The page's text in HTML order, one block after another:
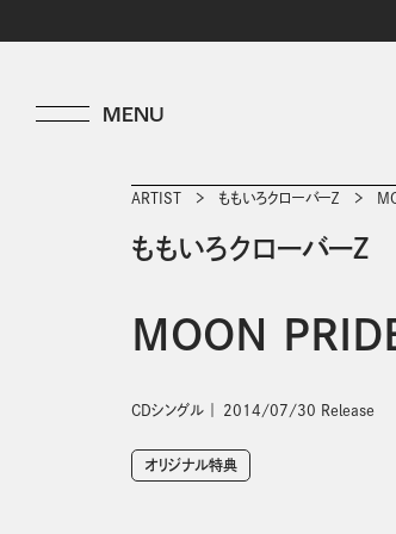
ARTIST ももいろクローバーＺ
ももいろクローバーＺ
MOON
CDシングル 2014/07/30 Release
オリジナル特典